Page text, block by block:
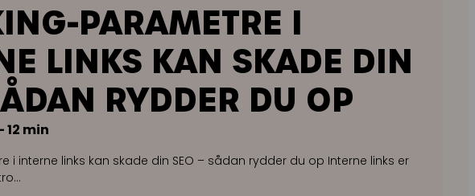
PARAMETRE I
LINKS KAN SKADE DIN
RYDDER DU OP
12 min
i interne links kan skade din SEO – sådan rydder du op Interne links er